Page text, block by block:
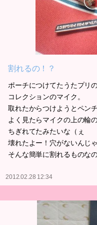
割れるの！？
ポーチにつけてたうたプリ
コレクションのマイク。
取れたからつけようとペン
よく見たらマイクの上の輪
ちぎれてたみたいな（ぇ
壊れたよー！穴がないんじ
そんな簡単に割れるものな
2012.02.28 12:34